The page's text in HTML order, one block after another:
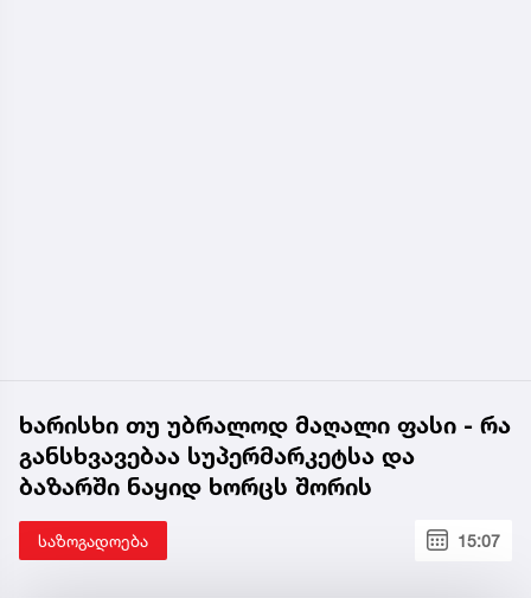
ხარისხი თუ უბრალოდ მაღალი ფასი - რა
განსხვავებაა სუპერმარკეტსა და
ბაზარში ნაყიდ ხორცს შორის
საზოგადოება 15:07